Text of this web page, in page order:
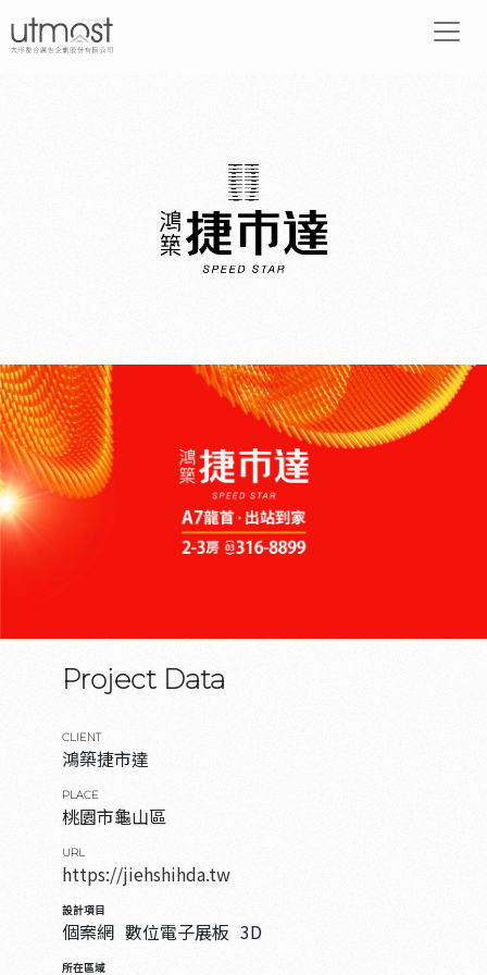
Project Data
CLIENT
鴻築捷市達
PLACE
桃園市龜山區
URL
https://jiehshihda.tw
設計項目
個案網 數位電子展板 3D
所在區域